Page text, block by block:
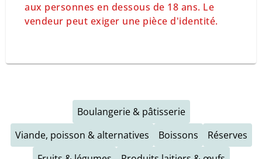
aux personnes en dessous de 18 ans. Le
vendeur peut exiger une pièce d'identité.
Boulangerie & pâtisserie
Viande, poisson & alternatives
Boissons
Réserves